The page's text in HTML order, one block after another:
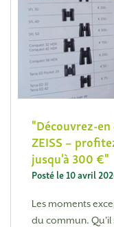
Découvrez-
ZEISS –
jusqu'à 300 €
Posté le 10 avril
Les moments
du commun. Qu'il